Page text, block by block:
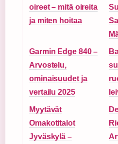
oireet – mitä oireita
ja miten hoitaa
Garmin Edge 840 –
Arvostelu,
ominaisuudet ja
vertailu 2025
Myytävät
Omakotitalot
Jyväskylä –